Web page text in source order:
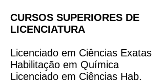
CURSOS SUPERIORES DE
LICENCIATURA
Licenciado em Ciências Exatas
Habilitação em Química
Licenciado em Ciências Hab.